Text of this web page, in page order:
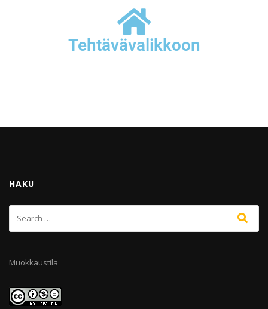
Tehtävävalikkoon
HAKU
Muokkaustila